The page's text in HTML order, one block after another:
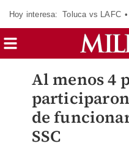
Hoy interesa: Toluca vs LAFC
Al menos 4
de
SSC